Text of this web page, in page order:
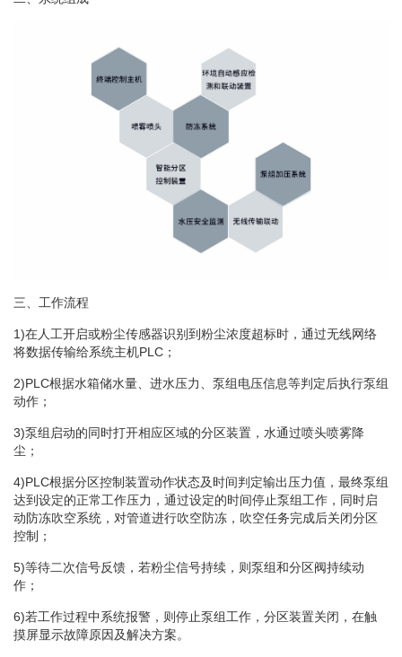
三、工作流程
1)在人工开启或粉尘传感器识别到粉尘浓度超标时，通过无线网络
将数据传输给系统主机PLC；
2)PLC根据水箱储水量、进水压力、泵组电压信息等判定后执行泵组
动作；
3)泵组启动的同时打开相应区域的分区装置，水通过喷头喷雾降
尘；
4)PLC根据分区控制装置动作状态及时间判定输出压力值，最终泵组
达到设定的正常工作压力，通过设定的时间停止泵组工作，同时启
动防冻吹空系统，对管道进行吹空防冻，吹空任务完成后关闭分区
控制；
5)等待二次信号反馈，若粉尘信号持续，则泵组和分区阀持续动
作；
6)若工作过程中系统报警，则停止泵组工作，分区装置关闭，在触
摸屏显示故障原因及解决方案。